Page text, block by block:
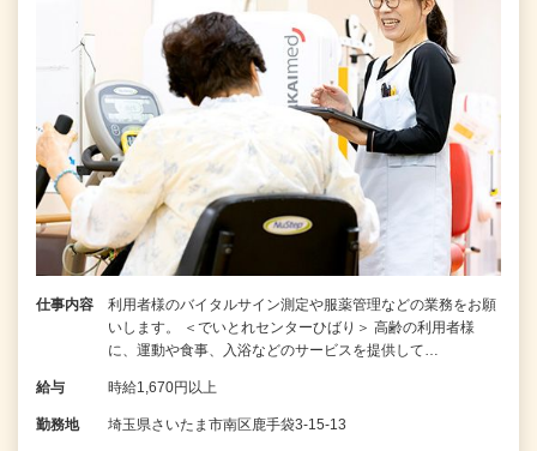
仕事内容
利用者様のバイタルサイン測定や服薬管理などの業務をお願
いします。 ＜でいとれセンターひばり＞ 高齢の利用者様
に、運動や食事、入浴などのサービスを提供して…
給与 時給1,670円以上
勤務地 埼玉県さいたま市南区鹿手袋3-15-13